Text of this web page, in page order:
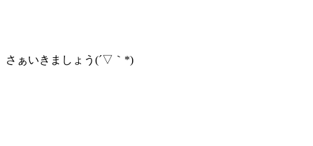
さぁいきましょう(´▽｀*)